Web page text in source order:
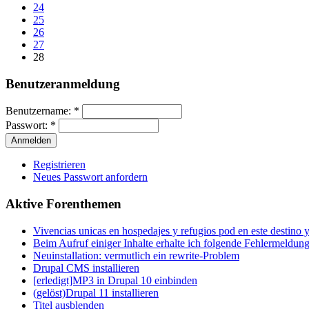
24
25
26
27
28
Benutzeranmeldung
Benutzername: *
Passwort: *
Registrieren
Neues Passwort anfordern
Aktive Forenthemen
Vivencias unicas en hospedajes y refugios pod en este destino
Beim Aufruf einiger Inhalte erhalte ich folgende Fehlermeldung
Neuinstallation: vermutlich ein rewrite-Problem
Drupal CMS installieren
[erledigt]MP3 in Drupal 10 einbinden
(gelöst)Drupal 11 installieren
Titel ausblenden